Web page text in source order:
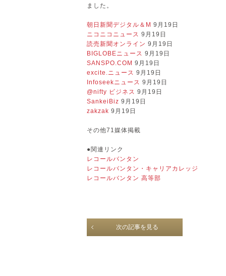
ました。
朝日新聞デジタル＆M 9月19日
ニコニコニュース 9月19日
読売新聞オンライン 9月19日
BIGLOBEニュース 9月19日
SANSPO.COM 9月19日
excite.ニュース 9月19日
Infoseekニュース 9月19日
@nifty ビジネス 9月19日
SankeiBiz 9月19日
zakzak 9月19日
その他71媒体掲載
●関連リンク
レコールバンタン
レコールバンタン・キャリアカレッジ
レコールバンタン 高等部
次の記事を見る